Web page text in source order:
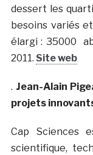
dessert les
besoins variés
élargi : 35000
2011. Site web
. Jean-Alain
projets
Cap Sciences
scientifique,